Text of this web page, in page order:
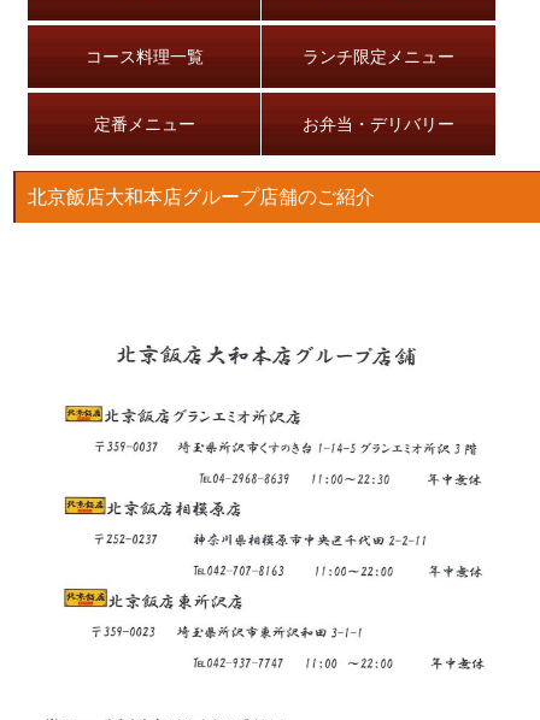
コース料理一覧 ランチ限定メニュー
定番メニュー お弁当・デリバリー
北京飯店大和本店グループ店舗のご紹介